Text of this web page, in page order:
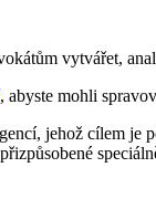
vytvářet,
, abyste mohli
jehož cílem